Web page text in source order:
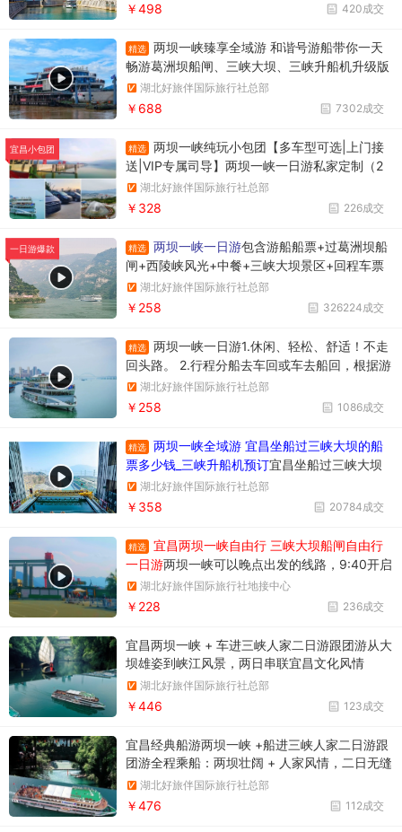
420成交
￥498
精选
两坝一峡臻享全域游 和谐号游船带你一天
畅游葛洲坝船闸、三峡大坝、三峡升船机升级版
两坝一峡，升级版两坝一峡全域游，两坝一峡PL
US版本
湖北好旅伴国际旅行社总部
7302成交
￥688
宜昌小包团 精选
两坝一峡纯玩小包团【多车型可选|上门接
送|VIP专属司导】两坝一峡一日游私家定制（2
人起订）+1单1团+不拼车+往返接送+观三峡大
坝过葛洲坝游西陵峡
湖北好旅伴国际旅行社总部
226成交
￥328
一日游爆款 精选 两坝一峡一日游包含游船船票+过葛洲坝船
闸+西陵峡风光+中餐+三峡大坝景区+回程车票
湖北好旅伴国际旅行社总部
326224成交
￥258
精选
两坝一峡一日游1.休闲、轻松、舒适！不走
回头路。 2.行程分船去车回或车去船回，根据游
船停泊所在位置确定。车去船回时上午游览三峡
大坝，下午游览西陵峡大峡谷。行程调整先后顺
湖北好旅伴国际旅行社总部
1086成交
￥258
精选
两坝一峡全域游 宜昌坐船过三峡大坝的船
票多少钱_三峡升船机预订宜昌坐船过三峡大坝
升船机一日游358元/人，一天时间坐船过两个
坝，葛洲坝和三峡大坝。
湖北好旅伴国际旅行社总部
20784成交
￥358
精选
宜昌两坝一峡自由行 三峡大坝船闸自由行
一日游两坝一峡可以晚点出发的线路，9:40开启
三峡之旅。两坝一峡游船过葛洲坝船闸
湖北好旅伴国际旅行社地接中心
236成交
￥228
宜昌两坝一峡 + 车进三峡人家二日游跟团游从大
坝雄姿到峡江风景，两日串联宜昌文化风情
湖北好旅伴国际旅行社总部
123成交
￥446
宜昌经典船游两坝一峡 +船进三峡人家二日游跟
团游全程乘船：两坝壮阔 + 人家风情，二日无缝
漫游湖北好旅伴国际旅行社总部
112成交
￥476